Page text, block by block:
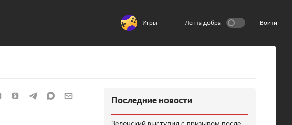
Игры Лента добра Войти
Последние новости